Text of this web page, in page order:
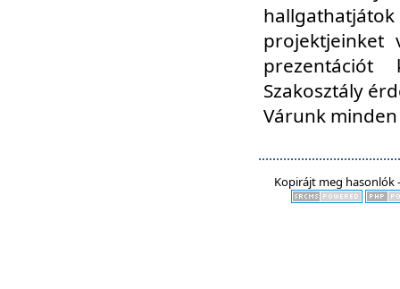
Szakosztály
Várunk
Kopirájt meg hasonlók